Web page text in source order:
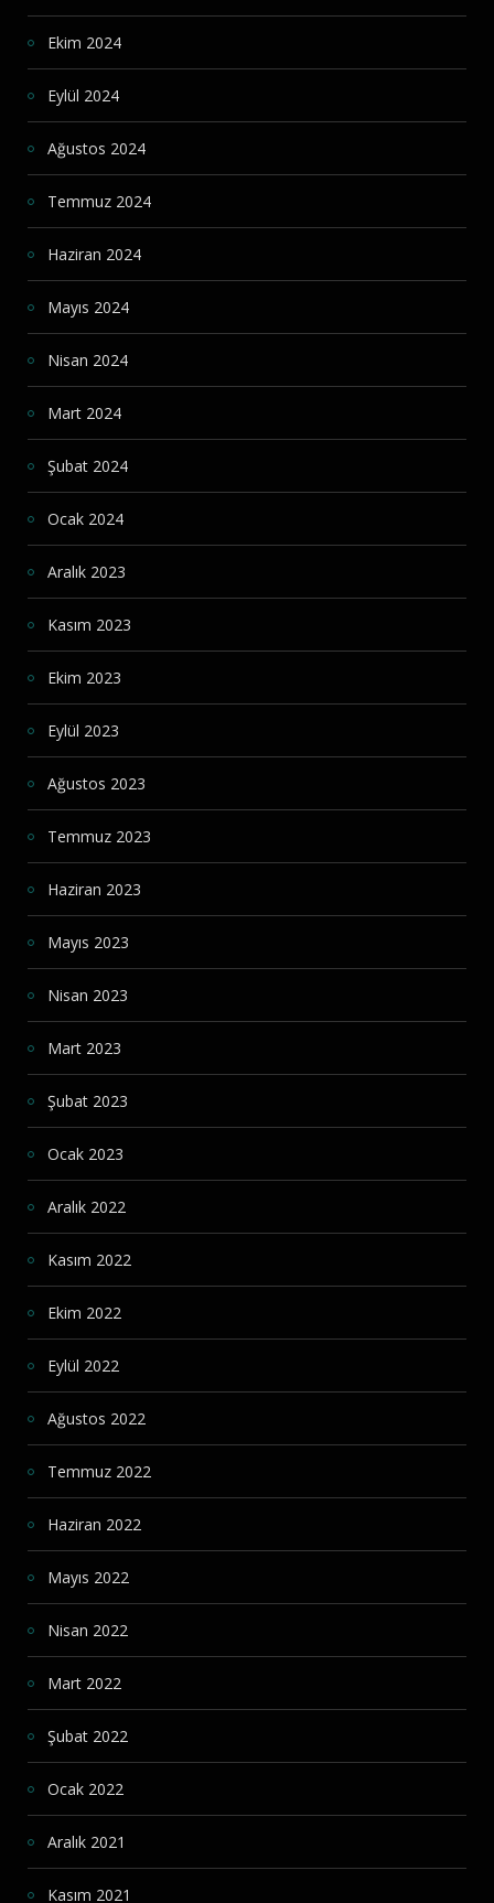
Ekim 2024
Eylül 2024
Ağustos 2024
Temmuz 2024
Haziran 2024
Mayıs 2024
Nisan 2024
Mart 2024
Şubat 2024
Ocak 2024
Aralık 2023
Kasım 2023
Ekim 2023
Eylül 2023
Ağustos 2023
Temmuz 2023
Haziran 2023
Mayıs 2023
Nisan 2023
Mart 2023
Şubat 2023
Ocak 2023
Aralık 2022
Kasım 2022
Ekim 2022
Eylül 2022
Ağustos 2022
Temmuz 2022
Haziran 2022
Mayıs 2022
Nisan 2022
Mart 2022
Şubat 2022
Ocak 2022
Aralık 2021
Kasım 2021